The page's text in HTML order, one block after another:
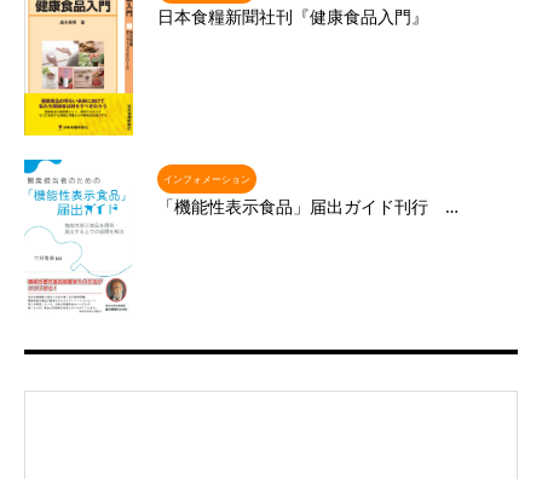
日本食糧新聞社刊『健康食品入門』
インフォメーション
「機能性表示食品」届出ガイド刊行 …